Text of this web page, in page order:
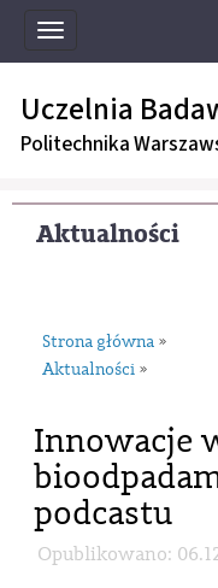
Toggle
navigation
Uczelnia
Politechnika
Aktualności
Strona główna »
Aktualności »
Innowacje
podcastu
Opublikowano: